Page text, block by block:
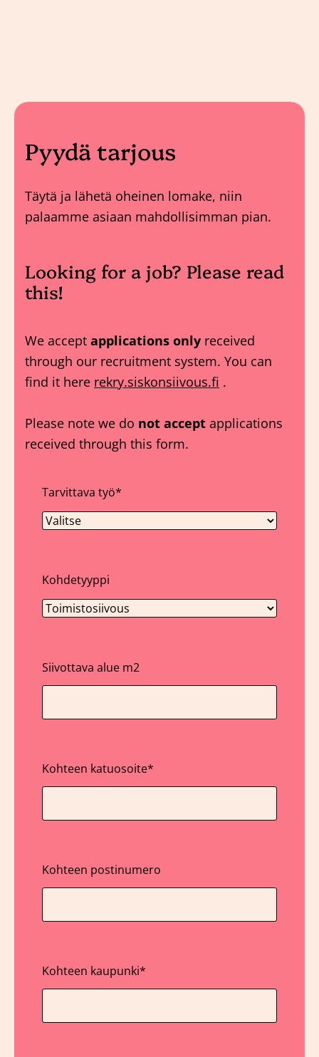
Pyydä tarjous
Täytä ja lähetä oheinen lomake, niin
palaamme asiaan mahdollisimman pian.
Looking for a job? Please read
this!
We accept applications only received
through our recruitment system. You can
find it here rekry.siskonsiivous.fi .
Please note we do not accept applications
received through this form.
Tarvittava työ*
Kohdetyyppi
Siivottava alue m2
Kohteen katuosoite*
Kohteen postinumero
Kohteen kaupunki*